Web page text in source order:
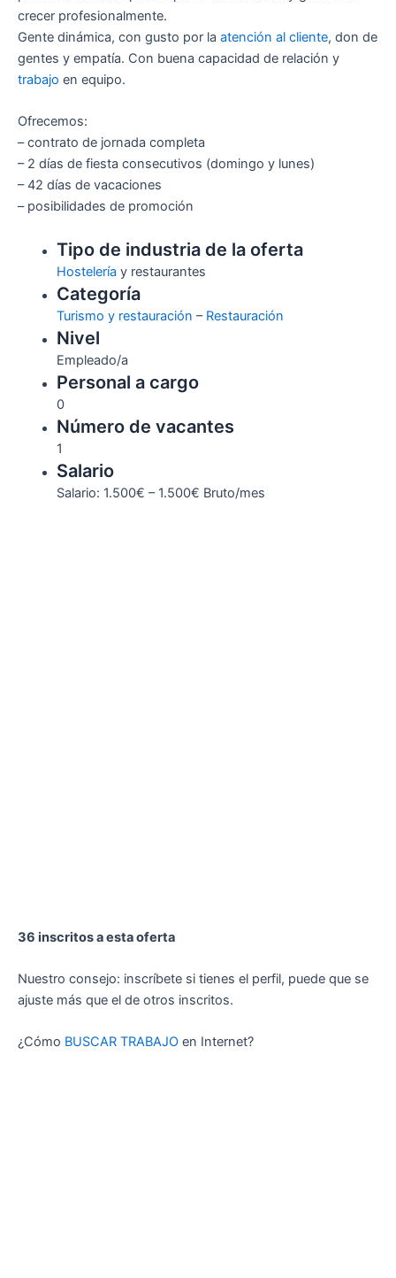
crecer profesionalmente.
Gente dinámica, con gusto por la atención al cliente, don de
gentes y empatía. Con buena capacidad de relación y
trabajo en equipo.
Ofrecemos:
– contrato de jornada completa
– 2 días de fiesta consecutivos (domingo y lunes)
– 42 días de vacaciones
– posibilidades de promoción
Tipo de industria de la oferta
Hostelería y restaurantes
Categoría
Turismo y restauración – Restauración
Nivel
Empleado/a
Personal a cargo
0
Número de vacantes
1
Salario
Salario: 1.500€ – 1.500€ Bruto/mes
36 inscritos a esta oferta
Nuestro consejo: inscríbete si tienes el perfil, puede que se
ajuste más que el de otros inscritos.
¿Cómo BUSCAR TRABAJO en Internet?